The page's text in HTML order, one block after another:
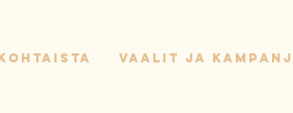
VAALIT JA